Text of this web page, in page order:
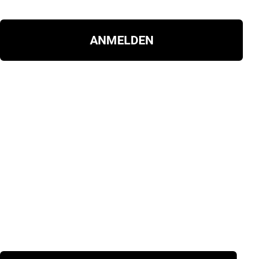
ANMELDEN